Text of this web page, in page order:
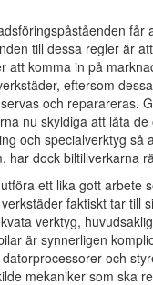
till dessa regler är
att komma in på
eftersom
och reparareras.
nu skyldiga att låta
och specialverktyg så
har dock biltillverkarna
ett lika gott arbete
faktiskt tar till
verktyg,
är synnerligen
och
mekaniker som ska